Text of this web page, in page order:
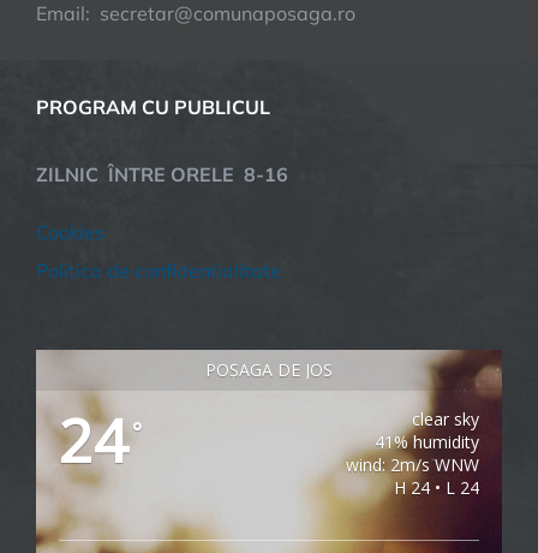
Email: secretar@comunaposaga.ro
PROGRAM CU PUBLICUL
ZILNIC ÎNTRE ORELE 8-16
Cookies
Politica de confidentialitate
POȘAGA DE JOS
24°
clear sky
41% humidity
wind: 2m/s WNW
H 24 • L 24